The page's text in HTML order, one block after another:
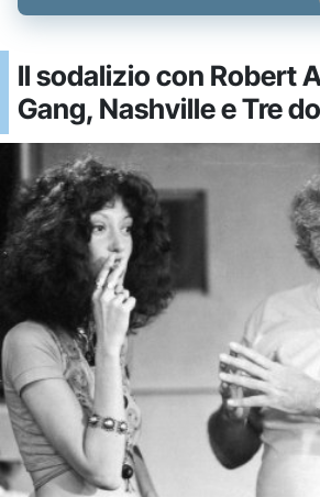
Il sodalizio con Robert
Gang, Nashville e Tre